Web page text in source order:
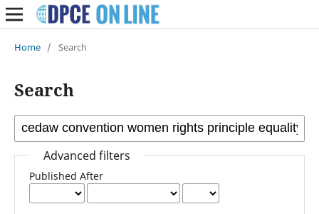
Home / Search
Search
Advanced filters
Published After